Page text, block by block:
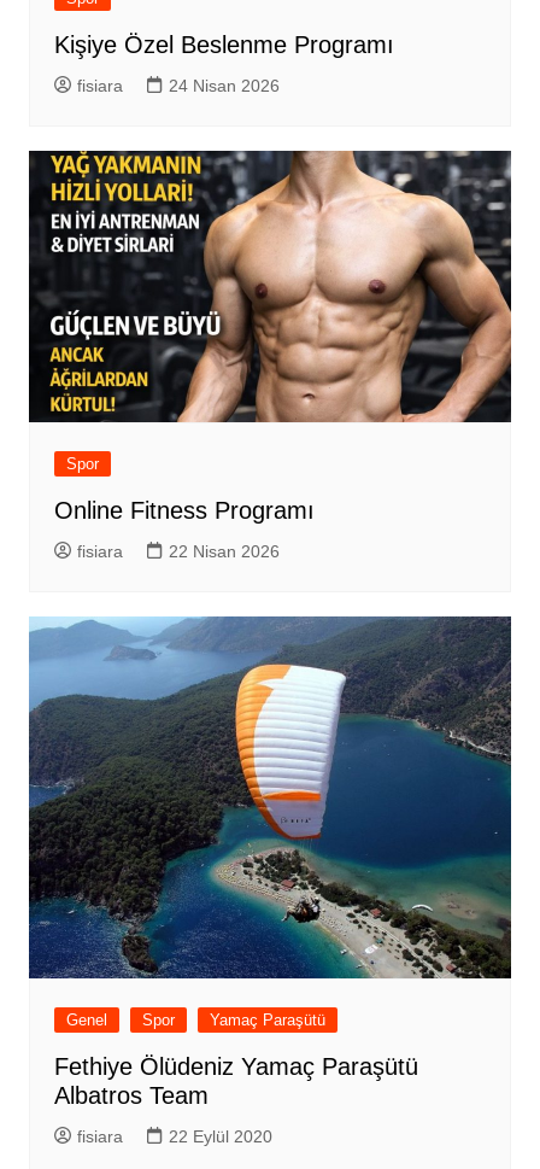
Kişiye Özel Beslenme Programı
fisiara 24 Nisan 2026
Spor
Online Fitness Programı
fisiara 22 Nisan 2026
Genel Spor Yamaç Paraşütü
Fethiye Ölüdeniz Yamaç Paraşütü
Albatros Team
fisiara 22 Eylül 2020